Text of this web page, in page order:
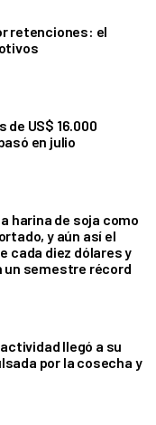
retenciones: el
de US$ 16.000
en julio
harina de soja como
y aún así el
cada diez dólares y
un semestre récord
llegó a su
por la cosecha y